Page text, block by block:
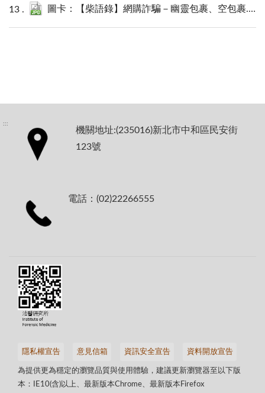
圖卡：【柴語錄】網購詐騙－幽靈包裹、空包裹.jpg
:::
機關地址:(235016)新北市中和區民安街
123號
電話：(02)22266555
隱私權宣告 意見信箱 資訊安全宣告 資料開放宣告
為提供更為穩定的瀏覽品質與使用體驗，建議更新瀏覽器至以下版
本：IE10(含)以上、最新版本Chrome、最新版本Firefox